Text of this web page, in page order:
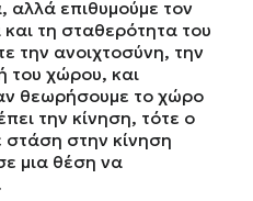
αλλά επιθυμούμε τον
τη σταθερότητα του
την ανοιχτοσύνη, την
του χώρου, και
θεωρήσουμε το χώρο
την κίνηση, τότε ο
στάση στην κίνηση
μια θέση να